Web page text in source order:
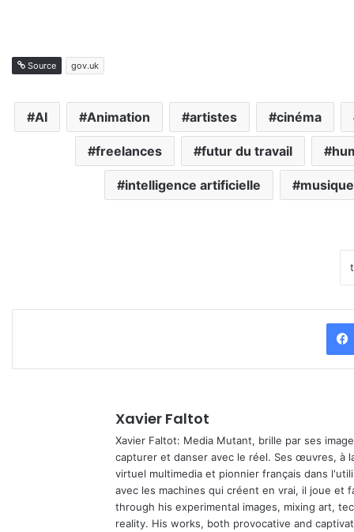
Source gov.uk
AI Animation artistes cinéma
freelances futur du travail
intelligence artificielle musique
Xavier Faltot
Xavier Faltot: Media Mutant, brille par ses
capturer et danser avec le réel. Ses œuvres, à
virtuel multimedia et pionnier français dans
avec les machines qui créent en vrai, il joue et
through his experimental images, mixing art,
reality. His works, both provocative and